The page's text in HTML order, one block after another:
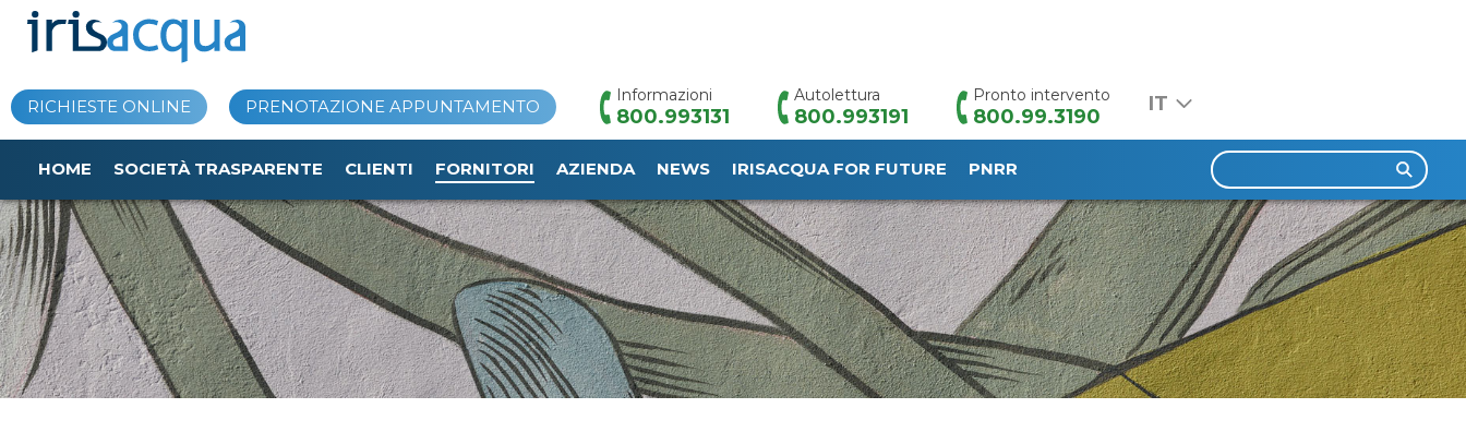
RICHIESTE ONLINE PRENOTAZIONE APPUNTAMENTO
Informazioni
800.993131
Autolettura
800.993191
Pronto intervento
800.99.3190
HOME SOCIETÀ TRASPARENTE CLIENTI FORNITORI AZIENDA NEWS IRISACQUA FOR FUTURE PNRR
Ricerca
per: